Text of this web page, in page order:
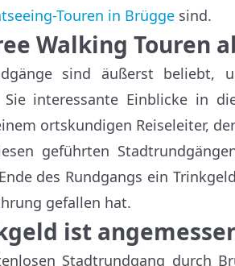
Touren in Brügge sind.
Walking Touren
sind äußerst beliebt,
Sie interessante Einblicke in
ortskundigen Reiseleiter,
geführten
des Rundgangs ein
gefallen hat.
ist
Stadtrundgang durch